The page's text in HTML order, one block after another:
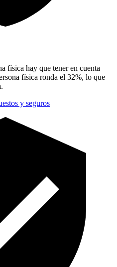
física hay que tener en cuenta
física ronda el 32%, lo que
y seguros